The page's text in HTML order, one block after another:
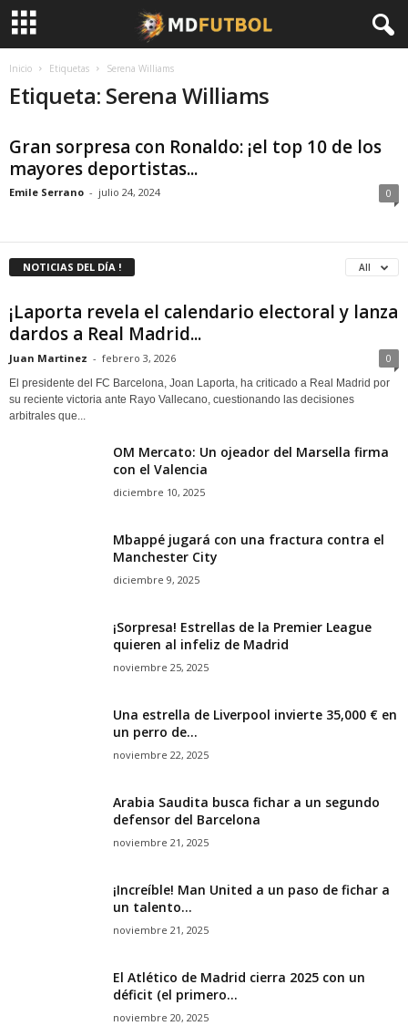
Inicio Etiquetas Serena Williams
Etiqueta: Serena Williams
Gran sorpresa con Ronaldo: ¡el top 10 de los
mayores deportistas...
Emile Serrano - julio 24, 2024 0
NOTICIAS DEL DÍA ! All
¡Laporta revela el calendario electoral y lanza
dardos a Real Madrid...
Juan Martinez - febrero 3, 2026 0
El presidente del FC Barcelona, Joan Laporta, ha criticado a Real Madrid por
su reciente victoria ante Rayo Vallecano, cuestionando las decisiones
arbitrales que...
OM Mercato: Un ojeador del Marsella firma
con el Valencia
diciembre 10, 2025
Mbappé jugará con una fractura contra el
Manchester City
diciembre 9, 2025
¡Sorpresa! Estrellas de la Premier League
quieren al infeliz de Madrid
noviembre 25, 2025
Una estrella de Liverpool invierte 35,000 € en
un perro de...
noviembre 22, 2025
Arabia Saudita busca fichar a un segundo
defensor del Barcelona
noviembre 21, 2025
¡Increíble! Man United a un paso de fichar a
un talento...
noviembre 21, 2025
El Atlético de Madrid cierra 2025 con un
déficit (el primero...
noviembre 20, 2025